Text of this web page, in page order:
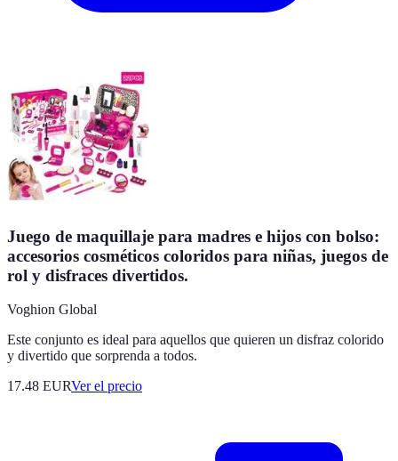
Juego de maquillaje para madres e hijos con bolso:
accesorios cosméticos coloridos para niñas, juegos de
rol y disfraces divertidos.
Voghion Global
Este conjunto es ideal para aquellos que quieren un disfraz colorido
y divertido que sorprenda a todos.
17.48 EURVer el precio